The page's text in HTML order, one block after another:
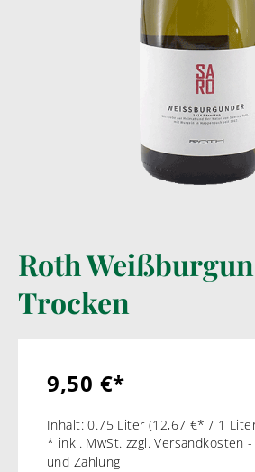
Roth
Trocken
9,50 €*
Inhalt:0.75 Liter (12,67 €* / 1
* inkl. MwSt. zzgl. Versandkosten
und Zahlung